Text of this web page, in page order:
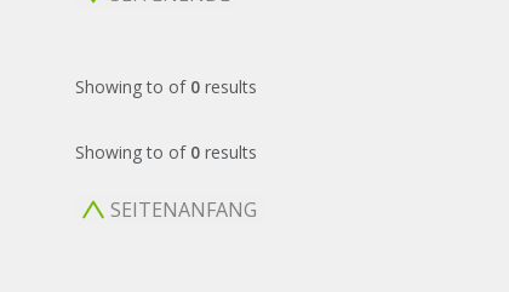
Showingto of 0 results
Showingto of 0 results
SEITENANFANG